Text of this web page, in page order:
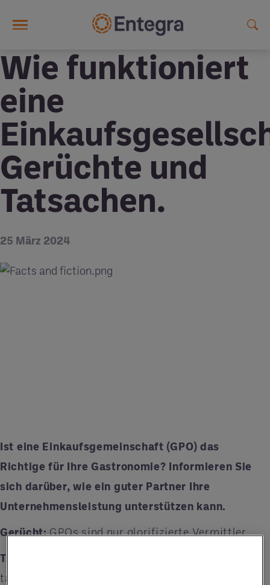
Wie funktioniert
eine
Gerüchte und
Tatsachen.
25 März 2024
Ist eine Einkaufsgemeinschaft (GPO) das
Richtige für Ihre Gastronomie? Informieren Sie
sich darüber, wie ein guter Partner Ihre
Unternehmensleistung unterstützen kann.
Gerücht:GPOs sind nur glorifizierte Vermittler.
Tatsache:
tatsächlich als Vermittler, aber nicht alle GPOs